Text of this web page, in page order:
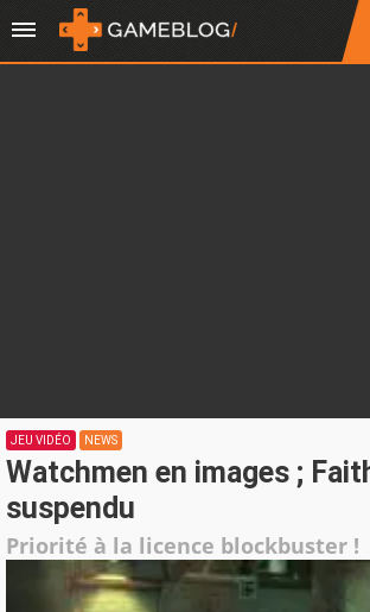
JEU VIDÉO NEWS
Watchmen en images ;
suspendu
Priorité à la licence blockbuster !